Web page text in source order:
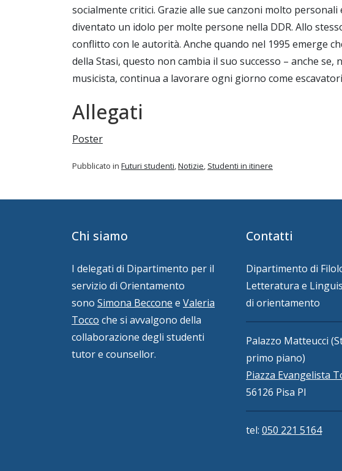
socialmente critici. Grazie alle sue canzoni molto personali
diventato un idolo per molte persone nella DDR. Allo
conflitto con le autorità. Anche quando nel 1995 emerge
della Stasi, questo non cambia il suo successo – anche
musicista, continua a lavorare ogni giorno come
Allegati
Poster
Pubblicato in Futuri studenti,Notizie, Studenti in itinere
Chi siamo
I delegati di Dipartimento per il
servizio di Orientamento
sono Simona Beccone e Valeria
Tocco che si avvalgono della
collaborazione degli studenti
tutor e counsellor.
Contatti
Dipartimento di
Letteratura e
di orientamento
Palazzo Matteucci
primo piano)
Piazza Evangelista
56126 Pisa PI
tel: 050 221 5164